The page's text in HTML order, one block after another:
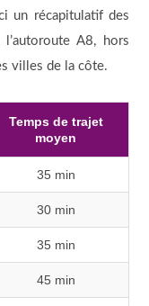
un récapitulatif des
A8, hors
villes de la côte.
Temps de trajet
moyen
35 min
30 min
35 min
45 min